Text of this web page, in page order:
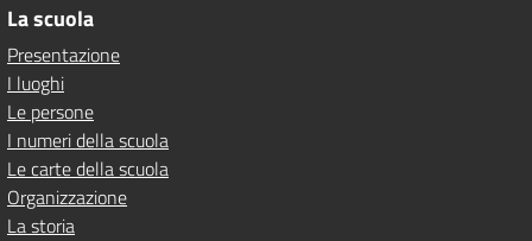
La scuola
Presentazione
I luoghi
Le persone
I numeri della scuola
Le carte della scuola
Organizzazione
La storia